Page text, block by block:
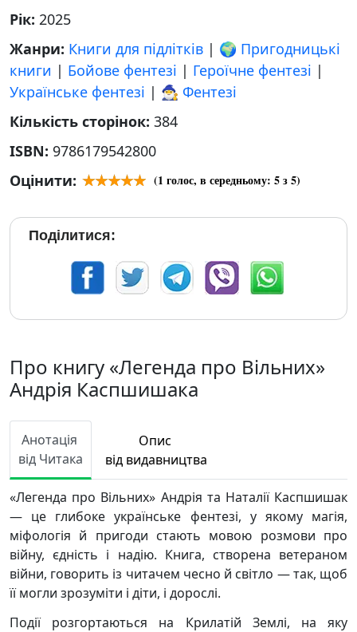
Рік: 2025
Жанри: Книги для підлітків | 🌍 Пригодницькі
книги | Бойове фентезі | Героїчне фентезі |
Українське фентезі | 🧙‍♂️ Фентезі
Кількість сторінок: 384
ISBN: 9786179542800
Оцінити:
(1 голос, в середньому: 5з 5)
Поділитися:
Про книгу «Легенда про Вільних»
Андрія Каспшишака
Анотація
від Читака
Опис
від видавництва
«Легенда про Вільних» Андрія та Наталії Каспшишак
— це глибоке українське фентезі, у якому магія,
міфологія й пригоди стають мовою розмови про
війну, єдність і надію. Книга, створена ветераном
війни, говорить із читачем чесно й світло — так, щоб
її могли зрозуміти і діти, і дорослі.
Події розгортаються на Крилатій Землі, на яку